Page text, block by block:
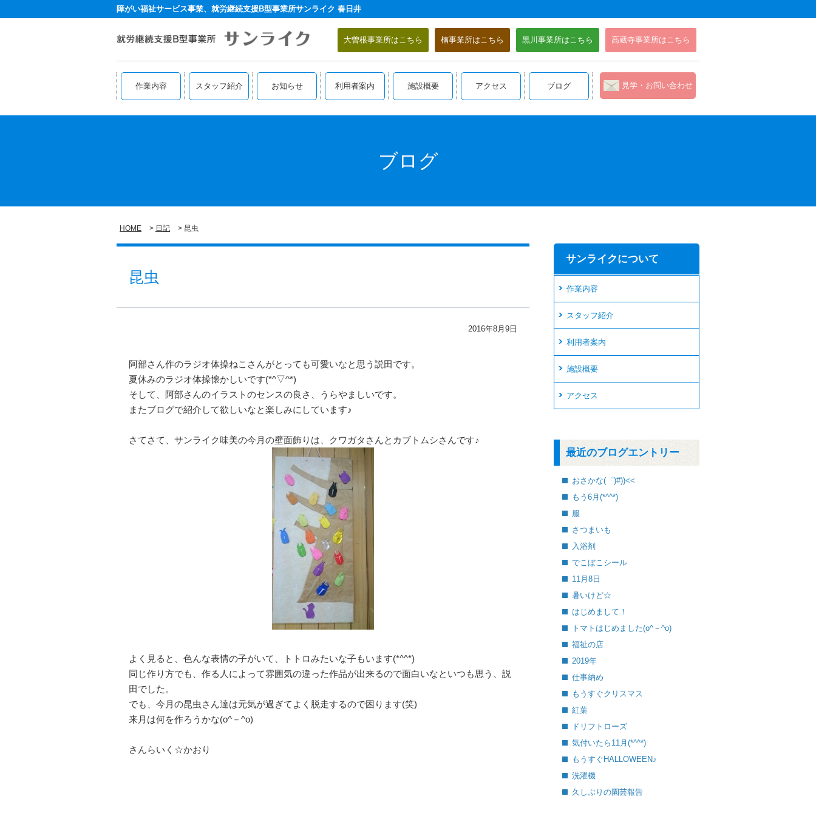
障がい福祉サービス事業、就労継続支援B型事業所サンライク 春日井
高蔵寺事業所はこちら
黒川事業所はこちら
楠事業所はこちら
大曽根事業所はこちら
作業内容 スタッフ紹介 お知らせ 利用者案内 施設概要 アクセス ブログ 見学・お問い合わせ
ブログ
HOME 日記 昆虫
昆虫
2016年8月9日
阿部さん作のラジオ体操ねこさんがとっても可愛いなと思う説田です。
夏休みのラジオ体操懐かしいです(*^▽^*)
そして、阿部さんのイラストのセンスの良さ、うらやましいです。
またブログで紹介して欲しいなと楽しみにしています♪
さてさて、サンライク味美の今月の壁面飾りは、クワガタさんとカブトムシさんです♪
よく見ると、色んな表情の子がいて、トトロみたいな子もいます(*^^*)
同じ作り方でも、作る人によって雰囲気の違った作品が出来るので面白いなといつも思う、説
田でした。
でも、今月の昆虫さん達は元気が過ぎてよく脱走するので困ります(笑)
来月は何を作ろうかな(o^－^o)
さんらいく☆かおり
サンライクについて
作業内容
スタッフ紹介
利用者案内
施設概要
アクセス
最近のブログエントリー
おさかな(゜)#))<<
もう6月(*^^*)
服
さつまいも
入浴剤
でこぼこシール
11月8日
暑いけど☆
はじめまして！
トマトはじめました(o^－^o)
福祉の店
2019年
仕事納め
もうすぐクリスマス
紅葉
ドリフトローズ
気付いたら11月(*^^*)
もうすぐHALLOWEEN♪
洗濯機
久しぶりの園芸報告